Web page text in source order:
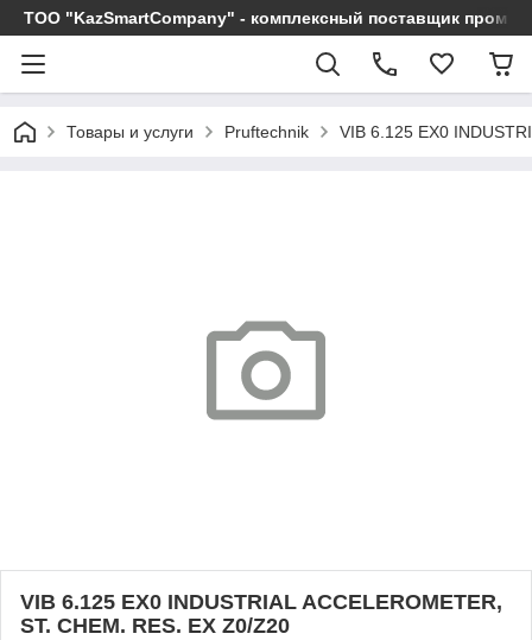
ТОО "KazSmartCompany" - комплексный поставщик
Товары и услуги Pruftechnik VIB 6.125 EX0
VIB 6.125 EX0 INDUSTRIAL ACCELEROMETER,
ST. CHEM. RES. EX Z0/Z20